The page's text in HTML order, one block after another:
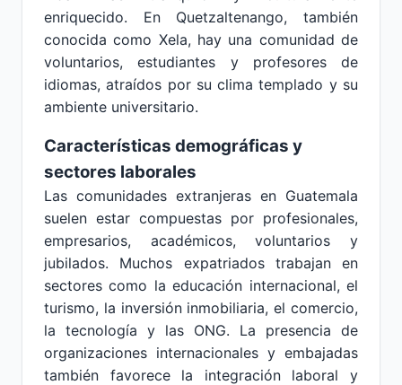
enriquecido. En Quetzaltenango, también
conocida como Xela, hay una comunidad de
voluntarios, estudiantes y profesores de
idiomas, atraídos por su clima templado y su
ambiente universitario.
Características demográficas y
sectores laborales
Las comunidades extranjeras en Guatemala
suelen estar compuestas por profesionales,
empresarios, académicos, voluntarios y
jubilados. Muchos expatriados trabajan en
sectores como la educación internacional, el
turismo, la inversión inmobiliaria, el comercio,
la tecnología y las ONG. La presencia de
organizaciones internacionales y embajadas
también favorece la integración laboral y